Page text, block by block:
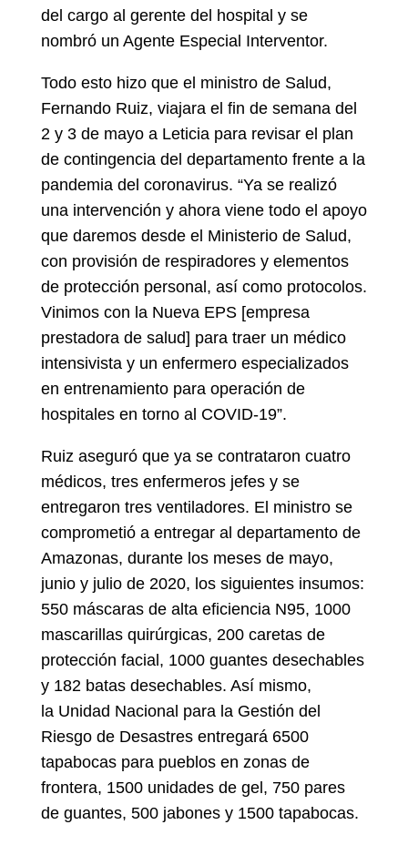
del cargo al gerente del hospital y se
nombró un Agente Especial Interventor.
Todo esto hizo que el ministro de Salud,
Fernando Ruiz, viajara el fin de semana del
2 y 3 de mayo a Leticia para revisar el plan
de contingencia del departamento frente a la
pandemia del coronavirus. “Ya se realizó
una intervención y ahora viene todo el apoyo
que daremos desde el Ministerio de Salud,
con provisión de respiradores y elementos
de protección personal, así como protocolos.
Vinimos con la Nueva EPS [empresa
prestadora de salud] para traer un médico
intensivista y un enfermero especializados
en entrenamiento para operación de
hospitales en torno al COVID-19”.
Ruiz aseguró que ya se contrataron cuatro
médicos, tres enfermeros jefes y se
entregaron tres ventiladores. El ministro se
comprometió a entregar al departamento de
Amazonas, durante los meses de mayo,
junio y julio de 2020, los siguientes insumos:
550 máscaras de alta eficiencia N95, 1000
mascarillas quirúrgicas, 200 caretas de
protección facial, 1000 guantes desechables
y 182 batas desechables. Así mismo,
la Unidad Nacional para la Gestión del
Riesgo de Desastres entregará 6500
tapabocas para pueblos en zonas de
frontera, 1500 unidades de gel, 750 pares
de guantes, 500 jabones y 1500 tapabocas.